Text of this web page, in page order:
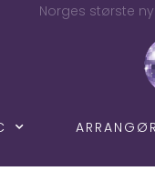
Norges største
ARRANGØR